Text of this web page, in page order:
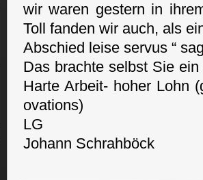
wir waren gestern in
Toll fanden wir auch, als
Abschied leise servus “
Das brachte selbst Sie
Harte Arbeit- hoher Lohn
ovations)
LG
Johann Schrahböck